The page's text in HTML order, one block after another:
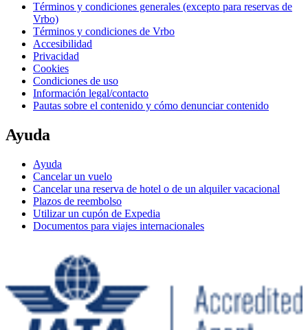
Términos y condiciones generales (excepto para reservas de
Vrbo)
Términos y condiciones de Vrbo
Accesibilidad
Privacidad
Cookies
Condiciones de uso
Información legal/contacto
Pautas sobre el contenido y cómo denunciar contenido
Ayuda
Ayuda
Cancelar un vuelo
Cancelar una reserva de hotel o de un alquiler vacacional
Plazos de reembolso
Utilizar un cupón de Expedia
Documentos para viajes internacionales